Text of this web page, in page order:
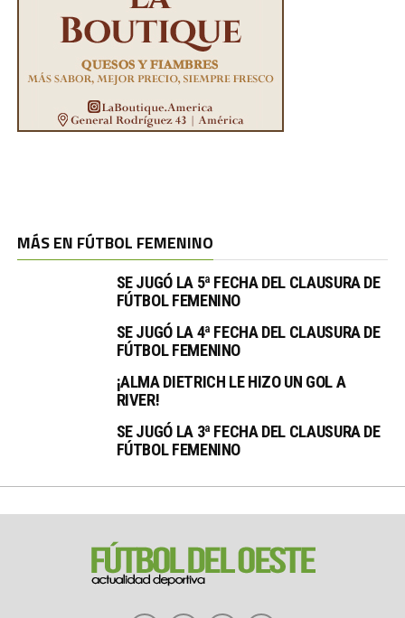
MÁS EN FÚTBOL FEMENINO
SE JUGÓ LA 5ª FECHA DEL CLAUSURA DE
FÚTBOL FEMENINO
SE JUGÓ LA 4ª FECHA DEL CLAUSURA DE
FÚTBOL FEMENINO
¡ALMA DIETRICH LE HIZO UN GOL A
RIVER!
SE JUGÓ LA 3ª FECHA DEL CLAUSURA DE
FÚTBOL FEMENINO